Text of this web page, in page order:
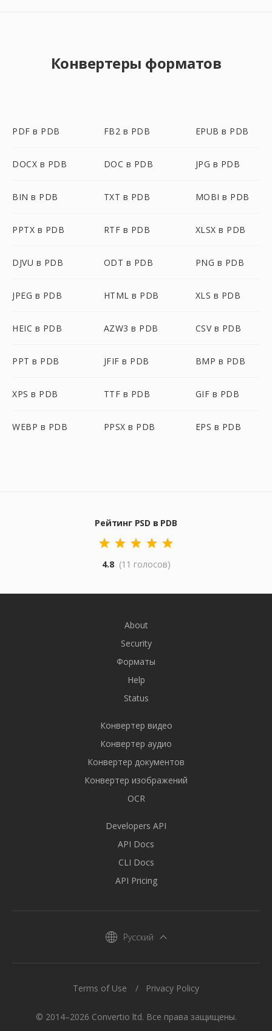
Конвертеры форматов
PDF в PDB FB2 в PDB EPUB в PDB
DOCX в PDB DOC в PDB JPG в PDB
BIN в PDB TXT в PDB MOBI в PDB
PPTX в PDB RTF в PDB XLSX в PDB
DJVU в PDB ODT в PDB PNG в PDB
JPEG в PDB HTML в PDB XLS в PDB
HEIC в PDB AZW3 в PDB CSV в PDB
PPT в PDB JFIF в PDB BMP в PDB
XPS в PDB TTF в PDB GIF в PDB
WEBP в PDB PPSX в PDB EPS в PDB
Рейтинг PSD в PDB
4.8 (11 голосов)
About
Security
Форматы
Help
Status
Конвертер видео
Конвертер аудио
Конвертер документов
Конвертер изображений
OCR
Developers API
API Docs
CLI Docs
API Pricing
Русский
© 2014–2026 Convertio ltd. Все права защищены.
Terms of Use Privacy Policy